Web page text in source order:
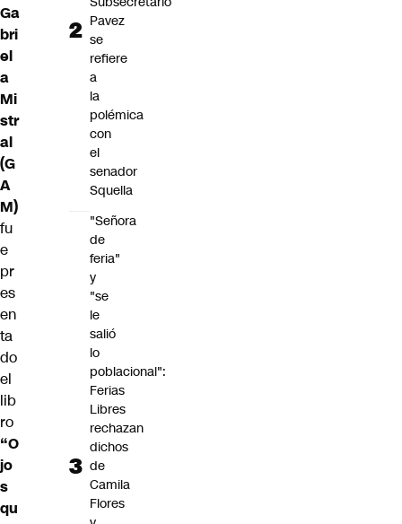
Ga
bri
el
a
Mi
str
al
(G
A
M)
fu
e
pr
es
en
ta
do
el
lib
ro
“O
jo
s
qu
Pavez
se
refiere
a
la
polémica
con
el
senador
Squella
"Señora
de
feria"
y
"se
le
salió
lo
poblacional":
Ferias
Libres
rechazan
dichos
de
Camila
Flores